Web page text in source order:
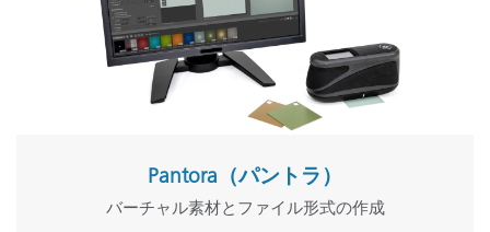
Pantora（パントラ）
バーチャル素材とファイル形式の作成